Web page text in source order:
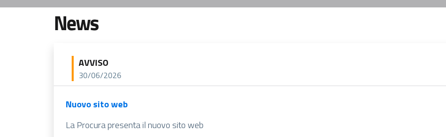
News
AVVISO
30/06/2026
Nuovo sito web
La Procura presenta il nuovo sito web